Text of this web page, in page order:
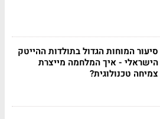
סיעור המוחות הגדול בתולדות ההייטק
הישראלי - איך המלחמה מייצרת
צמיחה טכנולוגית?